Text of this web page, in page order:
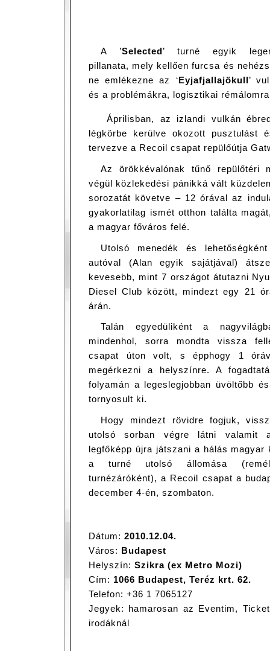
A ’Selected’ turné egyik
pillanata, mely kellően furcsa és
ne emlékezne az ‘Eyjafjallajökull’
és a problémákra, logisztikai
Áprilisban, az izlandi vulkán
légkörbe kerülve okozott pusztulást
tervezve a Recoil csapat repülőútja
Az örökkévalónak tűnő repülőtéri
végül közlekedési pánikká vált
sorozatát követve – 12 órával az
gyakorlatilag ismét otthon találta
a magyar főváros felé.
Utolsó menedék és
autóval (Alan egyik sajátjával)
kevesebb, mint 7 országot átutazni
Diesel Club között, mindezt egy 21
árán.
Talán egyedüliként a
mindenhol, sorra mondta vissza
csapat úton volt, s épphogy 1
megérkezni a helyszínre. A
folyamán a legeslegjobban üvöltőbb
tornyosult ki.
Hogy mindezt rövidre fogjuk,
utolsó sorban végre látni valamit
legfőképp újra játszani a hálás
a turné utolsó állomása
turnézáróként), a Recoil csapat a
december 4-én, szombaton.
Dátum: 2010.12.04.
Város: Budapest
Helyszín: Szikra (ex Metro Mozi)
Cím: 1066 Budapest, Teréz krt. 62.
Telefon: +36 1 7065127
Jegyek: hamarosan az Eventim,
irodáknál